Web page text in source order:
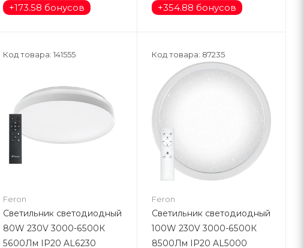
+173.58 бонусов +354.88 бонусов
Код товара: 141555
Feron
Светильник светодиодный
80W 230V 3000-6500К
5600Лм IP20 AL6230
Код товара: 87235
Feron
Светильник светодиодный
100W 230V 3000-6500К
8500Лм IP20 AL5000